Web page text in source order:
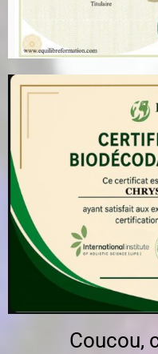
Coucou,